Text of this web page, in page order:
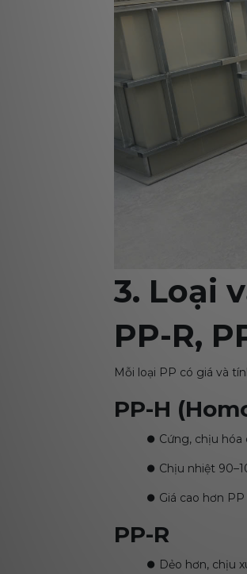
3. Loại
PP-R,
Mỗi loại PP có giá và
PP-H
⏺️ Cứng, chịu
⏺️ Chịu nhiệt
⏺️ Giá cao hơn
PP-R
⏺️ Dẻo hơn, chịu